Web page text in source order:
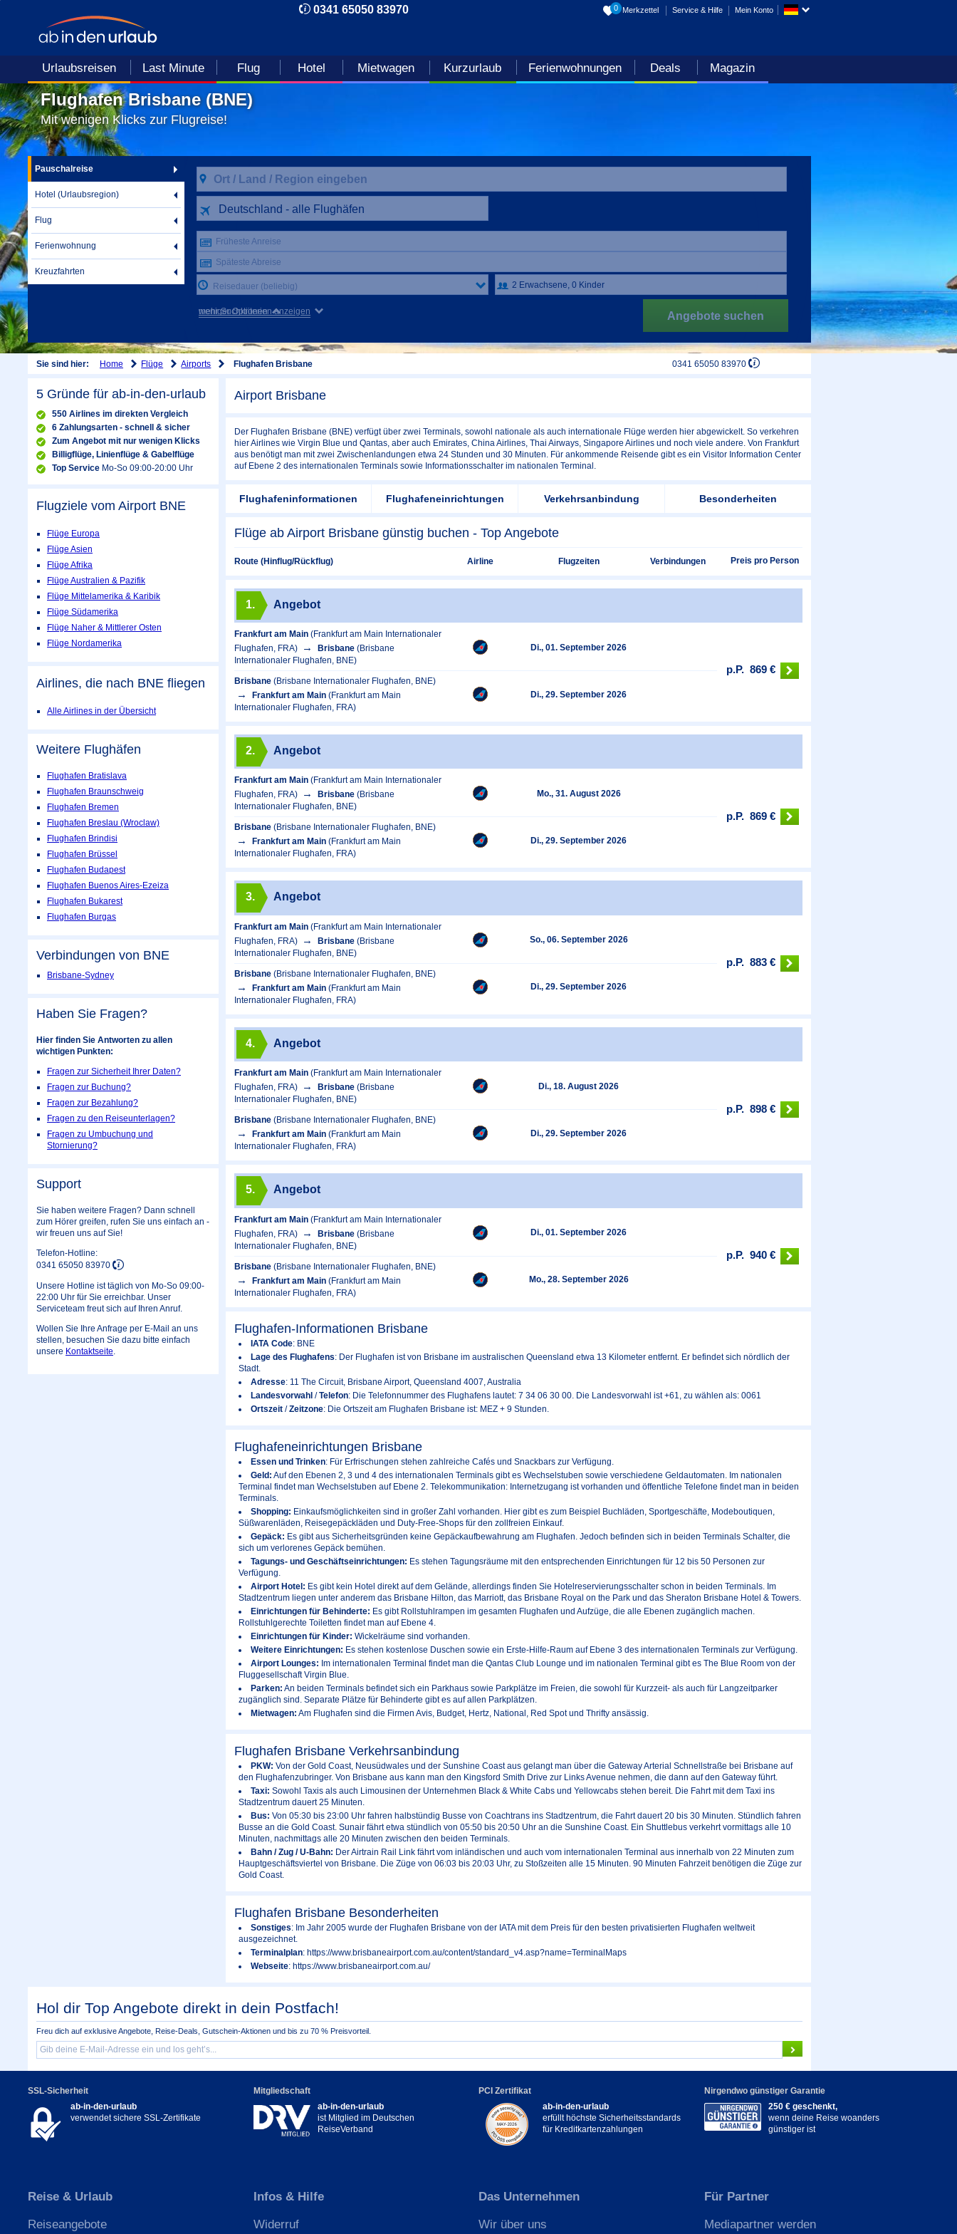
0341 65050 83970
Urlaubsreisen Last Minute Flug Hotel Mietwagen Kurzurlaub Ferienwohnungen Deals Magazin
0 Merkzettel Service & Hilfe Mein Konto
Flughafen Brisbane (BNE)
Mit wenigen Klicks zur Flugreise!
Pauschalreise
Hotel (Urlaubsregion)
Flug
Ferienwohnung
Kreuzfahrten
Deutschland - alle Flughäfen
Früheste Anreise
Späteste Abreise
Reisedauer (beliebig)
mehr Suchkriterien anzeigen
weniger Optionen Angebote suchen
Sie sind hier: Home Flüge Airports Flughafen Brisbane 0341 65050 83970
Airport Brisbane
Der Flughafen Brisbane (BNE) verfügt über zwei Terminals, sowohl nationale als auch internationale Flüge werden hier abgewickelt. So verkehren
hier Airlines wie Virgin Blue und Qantas, aber auch Emirates, China Airlines, Thai Airways, Singapore Airlines und noch viele andere. Von Frankfurt
aus benötigt man mit zwei Zwischenlandungen etwa 24 Stunden und 30 Minuten. Für ankommende Reisende gibt es ein Visitor Information Center
auf Ebene 2 des internationalen Terminals sowie Informationsschalter im nationalen Terminal.
Flughafeninformationen Flughafeneinrichtungen Verkehrsanbindung Besonderheiten
Flüge ab Airport Brisbane günstig buchen - Top Angebote
Route (Hinflug/Rückflug) Airline Flugzeiten Verbindungen Preis pro Person
1. Angebot
Frankfurt am Main (Frankfurt am Main Internationaler
Flughafen, FRA)
Brisbane (Brisbane
Internationaler Flughafen, BNE)
Di., 01. September 2026
Brisbane (Brisbane Internationaler Flughafen, BNE)
Frankfurt am Main (Frankfurt am Main
Internationaler Flughafen, FRA)
Di., 29. September 2026
p.P. 869 €
2. Angebot
Frankfurt am Main (Frankfurt am Main Internationaler
Flughafen, FRA)
Brisbane (Brisbane
Internationaler Flughafen, BNE)
Mo., 31. August 2026
Brisbane (Brisbane Internationaler Flughafen, BNE)
Frankfurt am Main (Frankfurt am Main
Internationaler Flughafen, FRA)
Di., 29. September 2026
p.P. 869 €
3. Angebot
Frankfurt am Main (Frankfurt am Main Internationaler
Flughafen, FRA)
Brisbane (Brisbane
Internationaler Flughafen, BNE)
So., 06. September 2026
Brisbane (Brisbane Internationaler Flughafen, BNE)
Frankfurt am Main (Frankfurt am Main
Internationaler Flughafen, FRA)
Di., 29. September 2026
p.P. 883 €
4. Angebot
Frankfurt am Main (Frankfurt am Main Internationaler
Flughafen, FRA)
Brisbane (Brisbane
Internationaler Flughafen, BNE)
Di., 18. August 2026
Brisbane (Brisbane Internationaler Flughafen, BNE)
Frankfurt am Main (Frankfurt am Main
Internationaler Flughafen, FRA)
Di., 29. September 2026
p.P. 898 €
5. Angebot
Frankfurt am Main (Frankfurt am Main Internationaler
Flughafen, FRA)
Brisbane (Brisbane
Internationaler Flughafen, BNE)
Di., 01. September 2026
Brisbane (Brisbane Internationaler Flughafen, BNE)
Frankfurt am Main (Frankfurt am Main
Internationaler Flughafen, FRA)
Mo., 28. September 2026
p.P. 940 €
Flughafen-Informationen Brisbane
IATA Code: BNE
Lage des Flughafens: Der Flughafen ist von Brisbane im australischen Queensland etwa 13 Kilometer entfernt. Er befindet sich nördlich der
Stadt.
Adresse: 11 The Circuit, Brisbane Airport, Queensland 4007, Australia
Landesvorwahl /Telefon: Die Telefonnummer des Flughafens lautet: 7 34 06 30 00. Die Landesvorwahl ist +61, zu wählen als: 0061
Ortszeit /Zeitzone: Die Ortszeit am Flughafen Brisbane ist: MEZ + 9 Stunden.
Flughafeneinrichtungen Brisbane
Essen und Trinken: Für Erfrischungen stehen zahlreiche Cafés und Snackbars zur Verfügung.
Geld: Auf den Ebenen 2, 3 und 4 des internationalen Terminals gibt es Wechselstuben sowie verschiedene Geldautomaten. Im nationalen
Terminal findet man Wechselstuben auf Ebene 2. Telekommunikation: Internetzugang ist vorhanden und öffentliche Telefone findet man in beiden
Terminals.
Shopping: Einkaufsmöglichkeiten sind in großer Zahl vorhanden. Hier gibt es zum Beispiel Buchläden, Sportgeschäfte, Modeboutiquen,
Süßwarenläden, Reisegepäckläden und Duty-Free-Shops für den zollfreien Einkauf.
Gepäck: Es gibt aus Sicherheitsgründen keine Gepäckaufbewahrung am Flughafen. Jedoch befinden sich in beiden Terminals Schalter, die
sich um verlorenes Gepäck bemühen.
Tagungs- und Geschäftseinrichtungen: Es stehen Tagungsräume mit den entsprechenden Einrichtungen für 12 bis 50 Personen zur
Verfügung.
Airport Hotel: Es gibt kein Hotel direkt auf dem Gelände, allerdings finden Sie Hotelreservierungsschalter schon in beiden Terminals. Im
Stadtzentrum liegen unter anderem das Brisbane Hilton, das Marriott, das Brisbane Royal on the Park und das Sheraton Brisbane Hotel & Towers.
Einrichtungen für Behinderte: Es gibt Rollstuhlrampen im gesamten Flughafen und Aufzüge, die alle Ebenen zugänglich machen.
Rollstuhlgerechte Toiletten findet man auf Ebene 4.
Einrichtungen für Kinder: Wickelräume sind vorhanden.
Weitere Einrichtungen: Es stehen kostenlose Duschen sowie ein Erste-Hilfe-Raum auf Ebene 3 des internationalen Terminals zur Verfügung.
Airport Lounges: Im internationalen Terminal findet man die Qantas Club Lounge und im nationalen Terminal gibt es The Blue Room von der
Fluggesellschaft Virgin Blue.
Parken: An beiden Terminals befindet sich ein Parkhaus sowie Parkplätze im Freien, die sowohl für Kurzzeit- als auch für Langzeitparker
zugänglich sind. Separate Plätze für Behinderte gibt es auf allen Parkplätzen.
Mietwagen: Am Flughafen sind die Firmen Avis, Budget, Hertz, National, Red Spot und Thrifty ansässig.
Flughafen Brisbane Verkehrsanbindung
PKW: Von der Gold Coast, Neusüdwales und der Sunshine Coast aus gelangt man über die Gateway Arterial Schnellstraße bei Brisbane auf
den Flughafenzubringer. Von Brisbane aus kann man den Kingsford Smith Drive zur Links Avenue nehmen, die dann auf den Gateway führt.
Taxi: Sowohl Taxis als auch Limousinen der Unternehmen Black & White Cabs und Yellowcabs stehen bereit. Die Fahrt mit dem Taxi ins
Stadtzentrum dauert 25 Minuten.
Bus: Von 05:30 bis 23:00 Uhr fahren halbstündig Busse von Coachtrans ins Stadtzentrum, die Fahrt dauert 20 bis 30 Minuten. Stündlich fahren
Busse an die Gold Coast. Sunair fährt etwa stündlich von 05:50 bis 20:50 Uhr an die Sunshine Coast. Ein Shuttlebus verkehrt vormittags alle 10
Minuten, nachmittags alle 20 Minuten zwischen den beiden Terminals.
Bahn / Zug / U-Bahn: Der Airtrain Rail Link fährt vom inländischen und auch vom internationalen Terminal aus innerhalb von 22 Minuten zum
Hauptgeschäftsviertel von Brisbane. Die Züge von 06:03 bis 20:03 Uhr, zu Stoßzeiten alle 15 Minuten. 90 Minuten Fahrzeit benötigen die Züge zur
Gold Coast.
Flughafen Brisbane Besonderheiten
Sonstiges: Im Jahr 2005 wurde der Flughafen Brisbane von der IATA mit dem Preis für den besten privatisierten Flughafen weltweit
ausgezeichnet.
Terminalplan: https://www.brisbaneairport.com.au/content/standard_v4.asp?name=TerminalMaps
Webseite: https://www.brisbaneairport.com.au/
5 Gründe für ab-in-den-urlaub
550 Airlines im direkten Vergleich
6 Zahlungsarten - schnell & sicher
Zum Angebot mit nur wenigen Klicks
Billigflüge, Linienflüge & Gabelflüge
Top Service Mo-So 09:00-20:00 Uhr
Flugziele vom Airport BNE
Flüge Europa
Flüge Asien
Flüge Afrika
Flüge Australien & Pazifik
Flüge Mittelamerika & Karibik
Flüge Südamerika
Flüge Naher & Mittlerer Osten
Flüge Nordamerika
Airlines, die nach BNE fliegen
Alle Airlines in der Übersicht
Weitere Flughäfen
Flughafen Bratislava
Flughafen Braunschweig
Flughafen Bremen
Flughafen Breslau (Wroclaw)
Flughafen Brindisi
Flughafen Brüssel
Flughafen Budapest
Flughafen Buenos Aires-Ezeiza
Flughafen Bukarest
Flughafen Burgas
Verbindungen von BNE
Brisbane-Sydney
Haben Sie Fragen?
Hier finden Sie Antworten zu allen
wichtigen Punkten:
Fragen zur Sicherheit Ihrer Daten?
Fragen zur Buchung?
Fragen zur Bezahlung?
Fragen zu den Reiseunterlagen?
Fragen zu Umbuchung und
Stornierung?
Support
Sie haben weitere Fragen? Dann schnell
zum Hörer greifen, rufen Sie uns einfach an -
wir freuen uns auf Sie!
Telefon-Hotline:
0341 65050 83970
Unsere Hotline ist täglich von Mo-So 09:00-
22:00 Uhr für Sie erreichbar. Unser
Serviceteam freut sich auf Ihren Anruf.
Wollen Sie Ihre Anfrage per E-Mail an uns
stellen, besuchen Sie dazu bitte einfach
unsere Kontaktseite
Hol dir Top Angebote direkt in dein Postfach!
Freu dich auf exklusive Angebote, Reise-Deals, Gutschein-Aktionen und bis zu 70 % Preisvorteil.
SSL-Sicherheit
ab-in-den-urlaub
verwendet sichere SSL-Zertifikate
Mitgliedschaft
ab-in-den-urlaub
ist Mitglied im Deutschen
ReiseVerband
PCI Zertifikat
ab-in-den-urlaub
erfüllt höchste Sicherheitsstandards
für Kreditkartenzahlungen
Nirgendwo günstiger Garantie
250 € geschenkt,
wenn deine Reise woanders
günstiger ist
Reise & Urlaub
Reiseangebote
Infos & Hilfe
Widerruf
Das Unternehmen
Wir über uns
Für Partner
Mediapartner werden